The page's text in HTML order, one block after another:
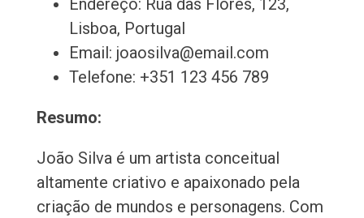
Endereço: Rua das Flores, 123,
Lisboa, Portugal
Email: joaosilva@email.com
Telefone: +351 123 456 789
Resumo:
João Silva é um artista conceitual
altamente criativo e apaixonado pela
criação de mundos e personagens. Com